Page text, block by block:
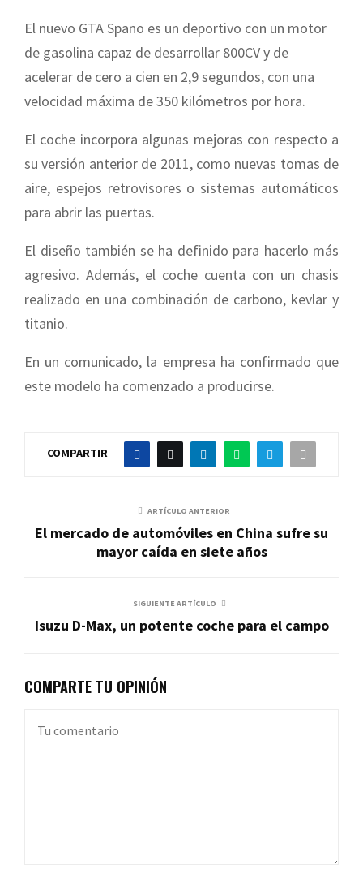
El nuevo GTA Spano es un deportivo con un motor
de gasolina capaz de desarrollar 800CV y de
acelerar de cero a cien en 2,9 segundos, con una
velocidad máxima de 350 kilómetros por hora.
El coche incorpora algunas mejoras con respecto a
su versión anterior de 2011, como nuevas tomas de
aire, espejos retrovisores o sistemas automáticos
para abrir las puertas.
El diseño también se ha definido para hacerlo más
agresivo. Además, el coche cuenta con un chasis
realizado en una combinación de carbono, kevlar y
titanio.
En un comunicado, la empresa ha confirmado que
este modelo ha comenzado a producirse.
COMPARTIR
ARTÍCULO ANTERIOR
El mercado de automóviles en China sufre su
mayor caída en siete años
SIGUIENTE ARTÍCULO
Isuzu D-Max, un potente coche para el campo
COMPARTE TU OPINIÓN